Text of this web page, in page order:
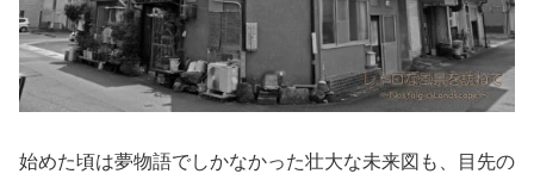
始めた頃は夢物語でしかなかった壮大な未来図も、目先の